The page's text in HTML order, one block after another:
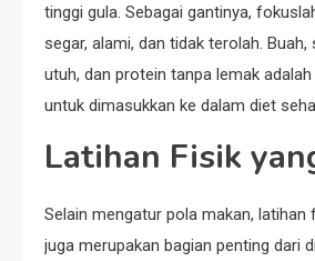
tinggi gula. Sebagai gantinya,
segar, alami, dan tidak terolah. Buah,
utuh, dan protein tanpa lemak
untuk dimasukkan ke dalam diet
Latihan Fisik
Selain mengatur pola makan, latihan
juga merupakan bagian penting dari